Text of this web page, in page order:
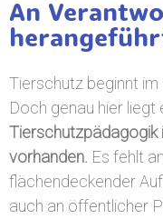
An
Tierschutz beginnt im
Doch genau hier
Tierschutzpädagogik
vorhanden. Es fehlt
flächendeckender
auch an öffentlicher